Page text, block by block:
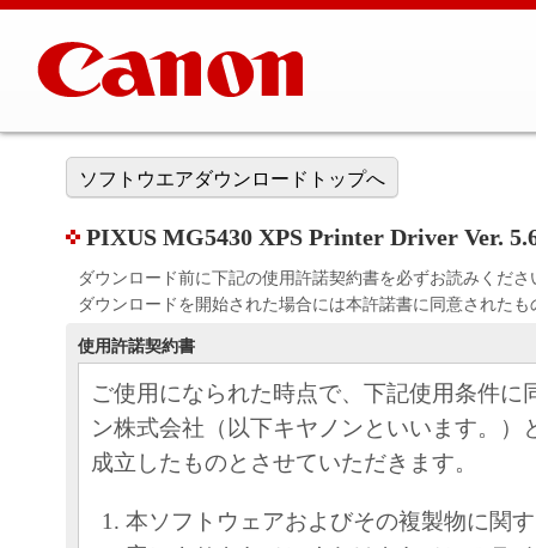
ソフトウエアダウンロードトップへ
PIXUS MG5430 XPS Printer Driver Ver.
ダウンロード前に下記の使用許諾契約書を必ずお読みくださ
ダウンロードを開始された場合には本許諾書に同意された
使用許諾契約書
ご使用になられた時点で、下記使用条件に
ン株式会社（以下キヤノンといいます。）
成立したものとさせていただきます。
本ソフトウェアおよびその複製物に関